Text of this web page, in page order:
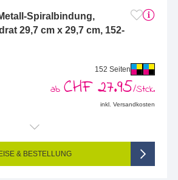
Spiralbindung,
29,7 cm x 29,7 cm, 152-
152 Seiten
ab CHF 27.95/Stck.
inkl. Versandkosten
Fläche): 297 x 297 mm
und Rückseite bedruckt)
CMYK (vollfarbig bedruckt)
& BESTELLUNG